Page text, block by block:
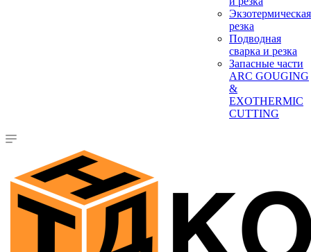
Экзотермическая
резка
Подводная
сварка и резка
Запасные части
ARC GOUGING
&
EXOTHERMIC
CUTTING